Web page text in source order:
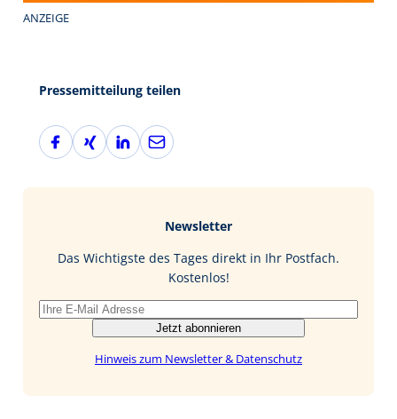
ANZEIGE
Pressemitteilung teilen
F
a
X
i
L
i
I
E
-
Newsletter
Das Wichtigste des Tages direkt in Ihr Postfach.
Kostenlos!
Jetzt abonnieren
Hinweis zum Newsletter & Datenschutz